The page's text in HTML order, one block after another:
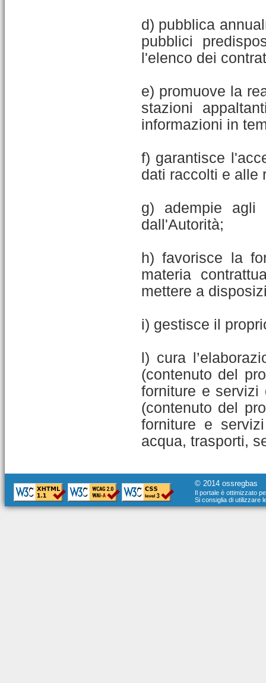
d) pubblica
pubblici
l'elenco dei
e) promuove la
stazioni
informazioni in
f) garantisce
dati raccolti e alle
g) adempie agli
dall'Autorità;
h) favorisce la
materia
mettere a
i) gestisce il
l) cura
(contenuto del
forniture e servizi
(contenuto del
forniture e
acqua, trasporti,
© 2014 ossregbas
Il portale è ottimizzato
Si consiglia di utilizzare